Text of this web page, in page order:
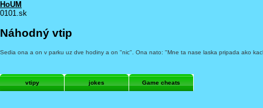
HoUM
0101.sk
Náhodný vtip
Sedia ona a on v parku uz dve hodiny a on "nic". Ona nato: "Mne ta nase laska pripada ako
vtipy jokes Game cheats